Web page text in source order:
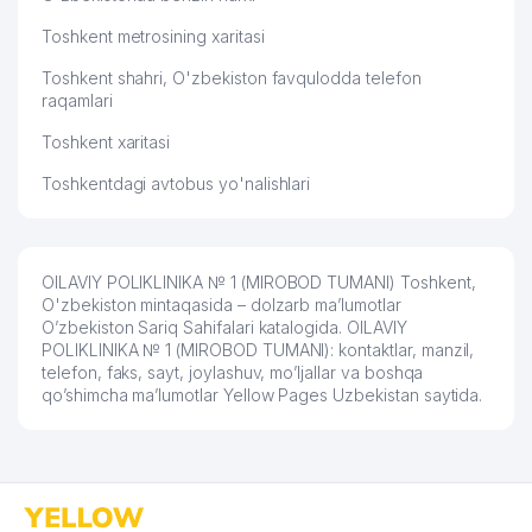
57 KANSLER MChJ
MIRZO BOBUR MChJ
59 DIALOG CONCULTING MChJ
60 BANAM KIM MChJ
61 DAV MChJ
63 ANALYTICS CONSULTING MChJ 907 м
64 ELGA XIZMAT MIROBOD MChJ
65 DISTRITECH CENTRAL ASIA MChJ 935 м
Toshkent metrosining xaritasi
Toshkent shahri, O'zbekiston favqulodda telefon
raqamlari
Toshkent xaritasi
Toshkentdagi avtobus yo'nalishlari
OILAVIY POLIKLINIKA № 1 (MIROBOD TUMANI) Toshkent,
O'zbekiston mintaqasida – dolzarb ma’lumotlar
O’zbekiston Sariq Sahifalari katalogida. OILAVIY
POLIKLINIKA № 1 (MIROBOD TUMANI): kontaktlar, manzil,
telefon, faks, sayt, joylashuv, mo’ljallar va boshqa
qo’shimcha ma’lumotlar Yellow Pages Uzbekistan saytida.